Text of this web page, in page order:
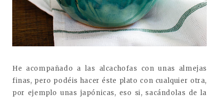
He acompañado a las alcachofas con unas almejas
finas, pero podéis hacer éste plato con cualquier otra,
por ejemplo unas japónicas, eso si, sacándolas de la